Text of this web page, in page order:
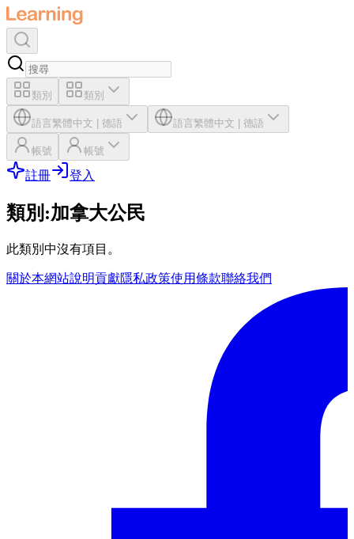
類別 類別
語言繁體中文 德語 語言繁體中文 德語
帳號 帳號
註冊 登入
類別 :加拿大公民
此類別中沒有項目。
關於本網站說明貢獻隱私政策使用條款聯絡我們